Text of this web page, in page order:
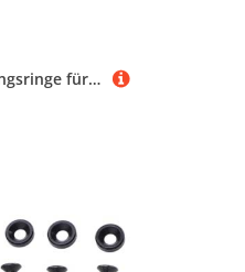
2X I 50 x 2 Sicherungsringe für Bohrungen DIN 472 Edelstahl 2 Stück